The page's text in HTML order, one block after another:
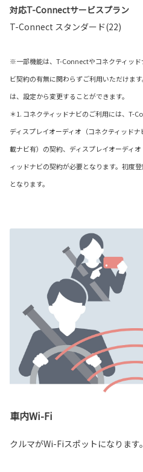
対応T-Connectサービスプラン
T-Connect スタンダード(22)
※一部機能は、T-Connectやコネクティッ
ビ契約の有無に関わらずご利用いただけ
は、設定から変更することができます。
＊1. コネクティッドナビのご利用には、T-
ディスプレイオーディオ（コネクティッド
載ナビ有）の契約、ディスプレイオーディ
ィッドナビの契約が必要となります。初度
となります。
車内Wi-Fi
クルマがWi-Fiスポットになります。